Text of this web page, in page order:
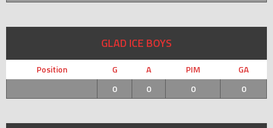
GLAD ICE BOYS
Position G A PIM
GA
0
0 0 0